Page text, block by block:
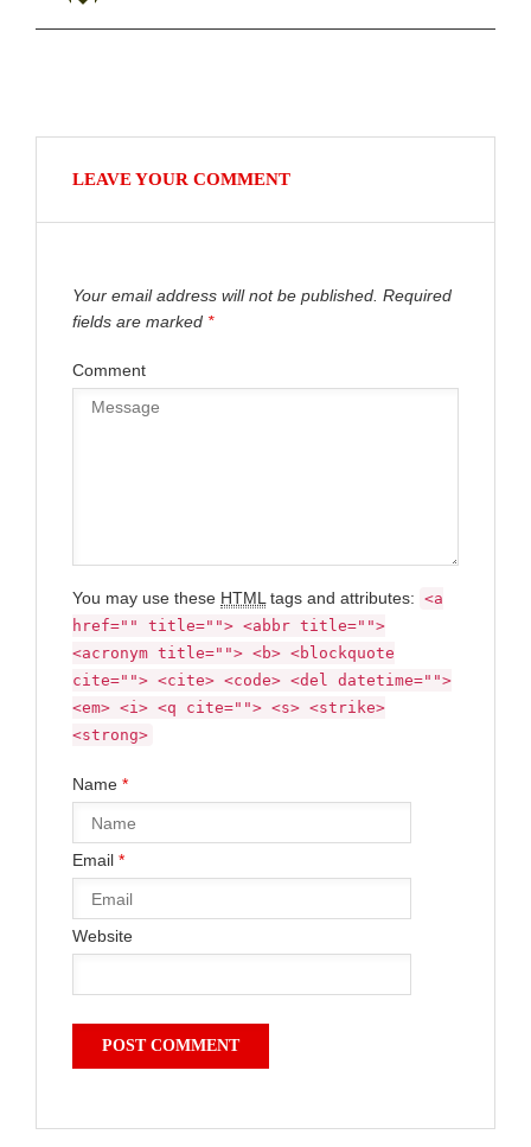
LEAVE YOUR COMMENT
Your email address will not be published. Required
fields are marked *
Comment
You may use these HTML tags and attributes: <a
href="" title=""> <abbr title="">
<acronym title=""> <b> <blockquote
cite=""> <cite> <code> <del datetime="">
<em> <i> <q cite=""> <s> <strike>
<strong>
Name *
Email *
Website